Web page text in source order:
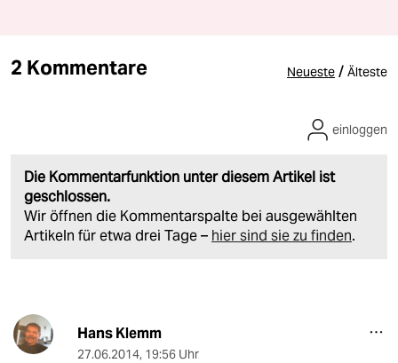
2 Kommentare Neueste / Älteste
Die Kommentarfunktion unter diesem Artikel ist
geschlossen.
Wir öffnen die Kommentarspalte bei ausgewählten
Artikeln für etwa drei Tage – hier sind sie zu finden.
einloggen
Hans Klemm
27.06.2014, 19:56 Uhr